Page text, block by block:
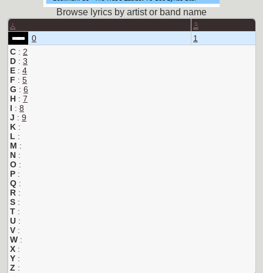
Browse lyrics by artist or band name
A B
0
1
C : 2
D : 3
E : 4
F : 5
G : 6
H : 7
I : 8
J : 9
K :
L :
M :
N :
O :
P :
Q :
R :
S :
T :
U :
V :
W :
X :
Y :
Z :